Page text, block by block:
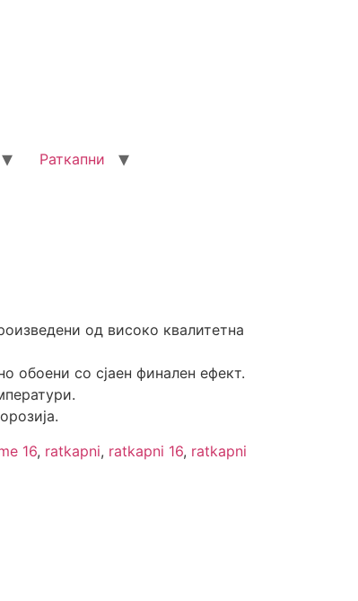
Раткапни
од високо квалитетна
обоени со сјаен финален ефект.
16, ratkapni, ratkapni 16, ratkapni